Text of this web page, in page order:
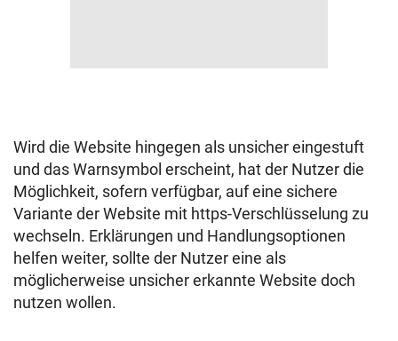
Wird die Website hingegen als unsicher eingestuft
und das Warnsymbol erscheint, hat der Nutzer die
Möglichkeit, sofern verfügbar, auf eine sichere
Variante der Website mit https-Verschlüsselung zu
wechseln. Erklärungen und Handlungsoptionen
helfen weiter, sollte der Nutzer eine als
möglicherweise unsicher erkannte Website doch
nutzen wollen.